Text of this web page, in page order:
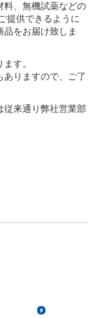
料、無機試薬などの
提供できるように
をお届け致しま
す。
りますので、ご了
従来通り弊社営業部